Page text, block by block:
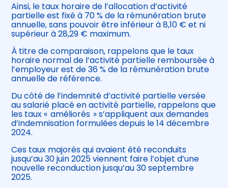
Ainsi, le taux horaire de l’allocation d’activité
partielle est fixé à 70 % de la rémunération brute
annuelle, sans pouvoir être inférieur à 8,10 € et ni
supérieur à 28,29 € maximum.
À titre de comparaison, rappelons que le taux
horaire normal de l’activité partielle remboursée à
l’employeur est de 36 % de la rémunération brute
annuelle de référence.
Du côté de l’indemnité d’activité partielle versée
au salarié placé en activité partielle, rappelons que
les taux « améliorés » s’appliquent aux demandes
d’indemnisation formulées depuis le 14 décembre
2024.
Ces taux majorés qui avaient été reconduits
jusqu’au 30 juin 2025 viennent faire l’objet d’une
nouvelle reconduction jusqu’au 30 septembre
2025.